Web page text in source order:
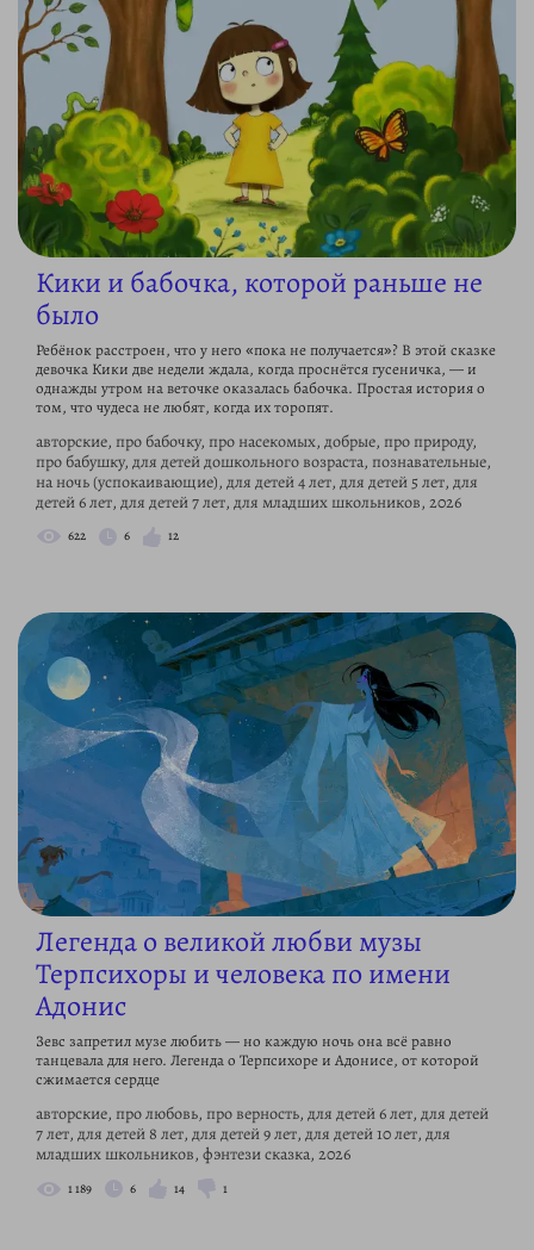
Кики и бабочка, которой раньше не
было
Ребёнок расстроен, что у него «пока не получается»? В этой сказке
девочка Кики две недели ждала, когда проснётся гусеничка, — и
однажды утром на веточке оказалась бабочка. Простая история о
том, что чудеса не любят, когда их торопят.
авторские, про бабочку, про насекомых, добрые, про природу,
про бабушку, для детей дошкольного возраста, познавательные,
на ночь (успокаивающие), для детей 4 лет, для детей 5 лет, для
детей 6 лет, для детей 7 лет, для младших школьников, 2026
622 6 12
Легенда о великой любви музы
Терпсихоры и человека по имени
Адонис
Зевс запретил музе любить — но каждую ночь она всё равно
танцевала для него. Легенда о Терпсихоре и Адонисе, от которой
сжимается сердце
авторские, про любовь, про верность, для детей 6 лет, для детей
7 лет, для детей 8 лет, для детей 9 лет, для детей 10 лет, для
младших школьников, фэнтези сказка, 2026
1 189 6 14 1